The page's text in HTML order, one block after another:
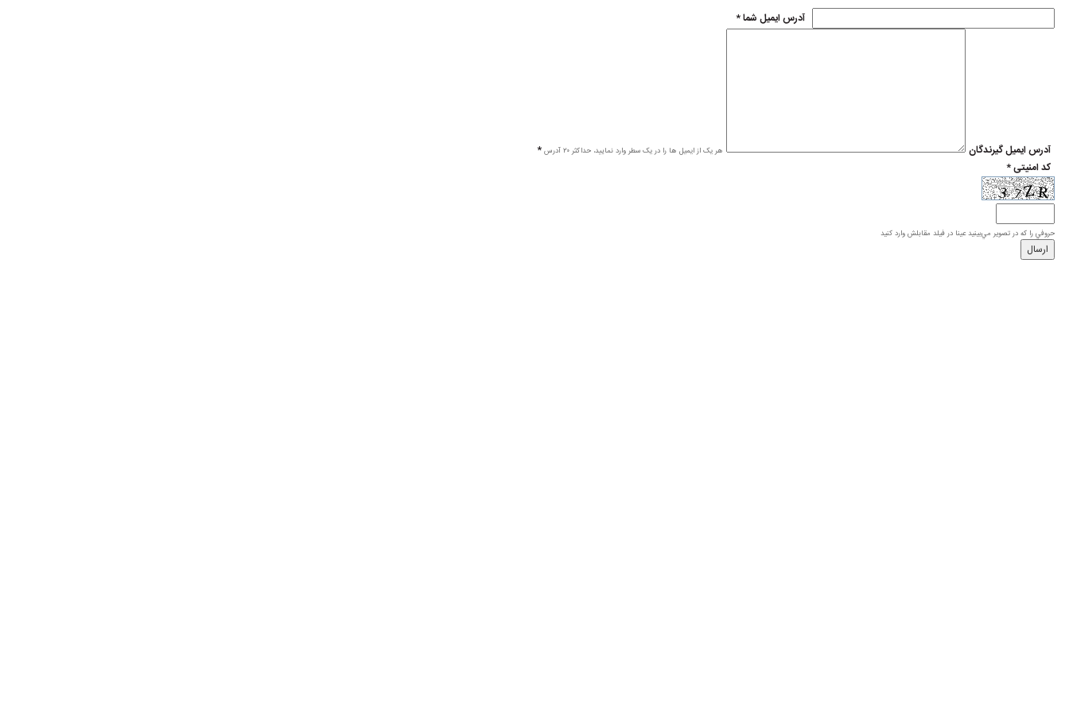
* آدرس ايميل شما
* آدرس ايميل گيرندگان هر یک از ایمیل ها را در یک سطر وارد نمایید، حداکثر ۲۰ آدرس
* کد امنیتی
حروفي را كه در تصوير مي‌بينيد عينا در فيلد مقابلش وارد كنيد